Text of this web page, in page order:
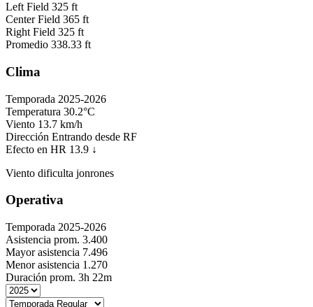
Left Field 325 ft
Center Field 365 ft
Right Field 325 ft
Promedio 338.33 ft
Clima
Temporada 2025-2026
Temperatura 30.2°C
Viento 13.7 km/h
Dirección Entrando desde RF
Efecto en HR 13.9 ↓
Viento dificulta jonrones
Operativa
Temporada 2025-2026
Asistencia prom. 3.400
Mayor asistencia 7.496
Menor asistencia 1.270
Duración prom. 3h 22m